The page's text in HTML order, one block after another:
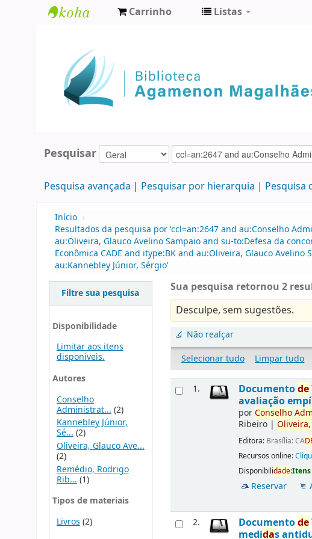
Agamenon
Magalhães
Carrinho Listas
Pesquisar
Pesquisa avançada Pesquisar por hierarquia Pesquisa
Início ›
Resultados da pesquisa por 'ccl=an:2647 and au:Conselho
au:Oliveira, Glauco Avelino Sampaio and su-to:Defesa da
Econômica CADE and itype:BK and au:Oliveira, Glauco
au:Kannebley Júnior, Sérgio'
Filtre sua pesquisa
Disponibilidade
Limitar aos itens
disponíveis.
Autores
Conselho
Administrat... (2)
Kannebley Júnior,
Sé...(2)
Oliveira, Glauco Ave...
(2)
Remédio, Rodrigo
Rib... (1)
Tipos de materiais
Livros (2)
Sua pesquisa retornou 2
Desculpe, sem sugestões.
Não realçar
Selecionar tudo
Limpar tudo
1. Documentode
avaliação
porConselho
Ribeiro |Oliveira,
Editora: Brasília: CA
Recursos online:
Disponibilidade:
Reservar
2. Documentode
medidas